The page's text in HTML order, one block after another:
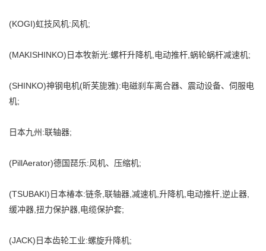
(KOGI)虹技风机:风机;
(MAKISHINKO)日本牧新光:螺杆升降机,电动推杆,蜗轮蜗杆减速机;
(SHINKO)神钢电机(昕芙旎雅):电磁刹车离合器、震动设备、伺服电
机;
日本九州:联轴器;
(PillAerator)德国琵乐:风机、压缩机;
(TSUBAKI)日本椿本:链条,联轴器,减速机,升降机,电动推杆,逆止器,
缓冲器,扭力保护器,电缆保护套;
(JACK)日本齿轮工业:螺旋升降机;